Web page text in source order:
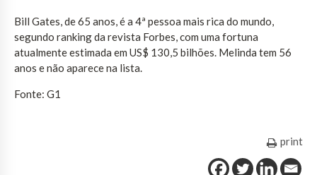
Bill Gates, de 65 anos, é a 4ª pessoa mais rica do mundo,
segundo ranking da revista Forbes, com uma fortuna
atualmente estimada em US$ 130,5 bilhões. Melinda tem 56
anos e não aparece na lista.
Fonte: G1
print